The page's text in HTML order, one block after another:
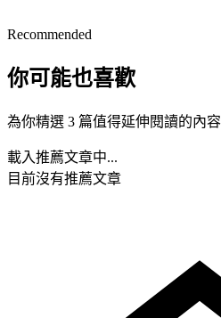
Recommended
你可能也喜歡
為你精選 3 篇值得延伸閱讀的內容
載入推薦文章中...
目前沒有推薦文章